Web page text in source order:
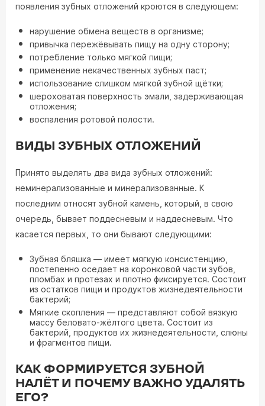
появления зубных отложений кроются в следующем:
нарушение обмена веществ в организме;
привычка пережёвывать пищу на одну сторону;
потребление только мягкой пищи;
применение некачественных зубных паст;
использование слишком мягкой зубной щётки;
шероховатая поверхность эмали, задерживающая
отложения;
воспаления ротовой полости.
ВИДЫ ЗУБНЫХ ОТЛОЖЕНИЙ
Принято выделять два вида зубных отложений:
неминерализованные и минерализованные. К
последним относят зубной камень, который, в свою
очередь, бывает поддесневым и наддесневым. Что
касается первых, то они бывают следующими:
Зубная бляшка — имеет мягкую консистенцию,
постепенно оседает на коронковой части зубов,
пломбах и протезах и плотно фиксируется. Состоит
из остатков пищи и продуктов жизнедеятельности
бактерий;
Мягкие скопления — представляют собой вязкую
массу беловато-жёлтого цвета. Состоит из
бактерий, продуктов их жизнедеятельности, слюны
и фрагментов пищи.
КАК ФОРМИРУЕТСЯ ЗУБНОЙ
НАЛЁТ И ПОЧЕМУ ВАЖНО УДАЛЯТЬ
ЕГО?